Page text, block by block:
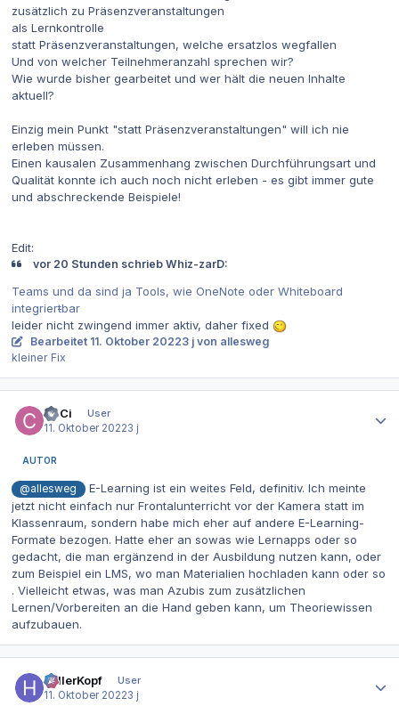
zusätzlich zu Präsenzveranstaltungen
als Lernkontrolle
statt Präsenzveranstaltungen, welche ersatzlos wegfallen
Und von welcher Teilnehmeranzahl sprechen wir?
Wie wurde bisher gearbeitet und wer hält die neuen Inhalte
aktuell?
Einzig mein Punkt "statt Präsenzveranstaltungen" will ich nie
erleben müssen.
Einen kausalen Zusammenhang zwischen Durchführungsart und
Qualität konnte ich auch noch nicht erleben - es gibt immer gute
und abschreckende Beispiele!
Edit:
vor 20 Stunden schrieb Whiz-zarD:
Teams und da sind ja Tools, wie OneNote oder Whiteboard
integriertbar
leider nicht zwingend immer aktiv, daher fixed
Bearbeitet 11. Oktober 20223 j von allesweg
kleiner Fix
CeCi
User
11. Oktober 20223 j
AUTOR
@allesweg
E-Learning ist ein weites Feld, definitiv. Ich meinte
jetzt nicht einfach nur Frontalunterricht vor der Kamera statt im
Klassenraum, sondern habe mich eher auf andere E-Learning-
Formate bezogen. Hatte eher an sowas wie Lernapps oder so
gedacht, die man ergänzend in der Ausbildung nutzen kann, oder
zum Beispiel ein LMS, wo man Materialien hochladen kann oder so
. Vielleicht etwas, was man Azubis zum zusätzlichen
Lernen/Vorbereiten an die Hand geben kann, um Theoriewissen
aufzubauen.
hellerKopf
User
11. Oktober 20223 j